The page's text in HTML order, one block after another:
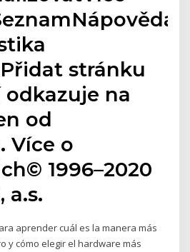
stránku
na
od
Více o
1996–2020
a.s.
aprender cuál es la manera más
y cómo elegir el hardware más